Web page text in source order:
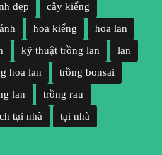
đẹp
cây kiểng
hoa kiểng
hoa lan
kỹ thuật trồng lan
lan
hoa lan
trồng bonsai
lan
trồng rau
tại nhà tại nhà